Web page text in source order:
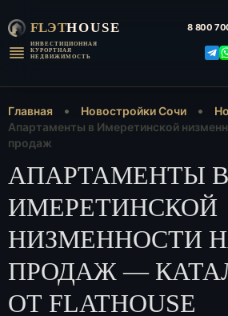
FLЭTHOUSE
ИНВЕСТИЦИОННАЯ
КУРОРТНАЯ
НЕДВИЖИМОСТЬ
8 800
Главная Новостройки Сочи
Апартаменты в Имеретинской
продаж
АПАРТАМЕНТЫ В
ИМЕРЕТИНСКОЙ
НИЗМЕННОСТИ
ПРОДАЖ —
ОТ FLATHOUSE